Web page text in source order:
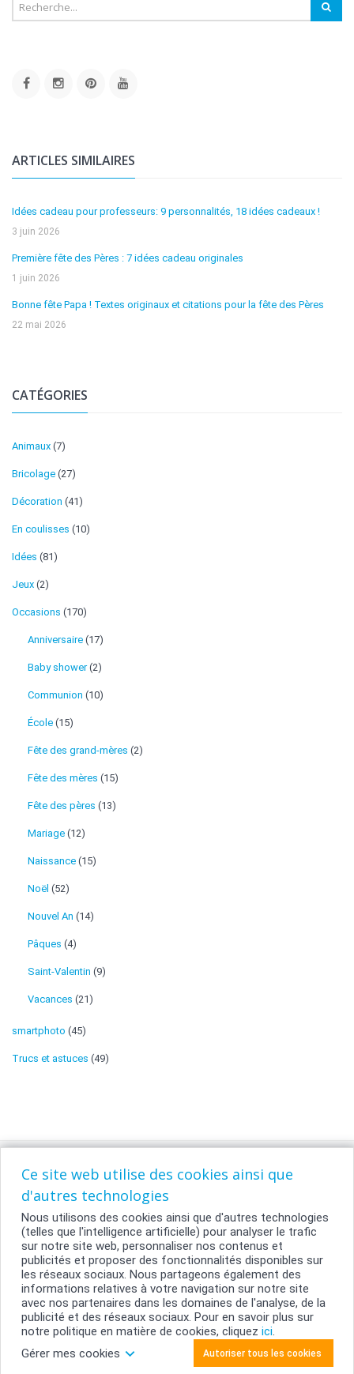
Ce site web utilise des cookies ainsi que
d'autres technologies
Nous utilisons des cookies ainsi que d'autres technologies
(telles que l'intelligence artificielle) pour analyser le trafic
sur notre site web, personnaliser nos contenus et
publicités et proposer des fonctionnalités disponibles sur
les réseaux sociaux. Nous partageons également des
informations relatives à votre navigation sur notre site
avec nos partenaires dans les domaines de l'analyse, de la
publicité et des réseaux sociaux. Pour en savoir plus sur
notre politique en matière de cookies, cliquez ici.
Gérer mes cookies
Autoriser tous les cookies
ARTICLES SIMILAIRES
Idées cadeau pour professeurs: 9 personnalités, 18 idées cadeaux !
3 juin 2026
Première fête des Pères : 7 idées cadeau originales
1 juin 2026
Bonne fête Papa ! Textes originaux et citations pour la fête des Pères
22 mai 2026
CATÉGORIES
Animaux (7)
Bricolage (27)
Décoration (41)
En coulisses (10)
Idées (81)
Jeux (2)
Occasions (170)
Anniversaire (17)
Baby shower(2)
Communion (10)
École (15)
Fête des grand-mères (2)
Fête des mères (15)
Fête des pères (13)
Mariage (12)
Naissance (15)
Noël (52)
Nouvel An (14)
Pâques (4)
Saint-Valentin (9)
Vacances (21)
smartphoto (45)
Trucs et astuces (49)
Contact
Conditions Générales
Vie Privée